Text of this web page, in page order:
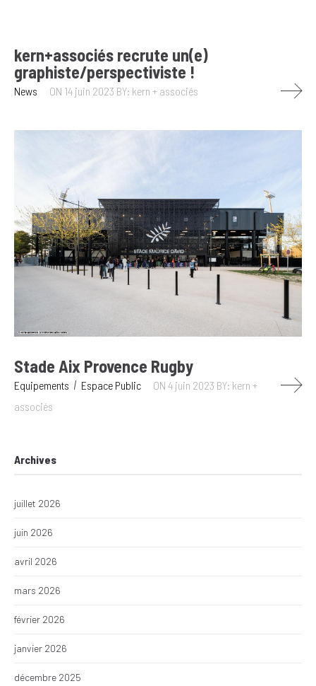
kern+associés recrute un(e)
graphiste/perspectiviste !
News ON 14 juin 2023 BY: kern + associés
Stade Aix Provence Rugby
Equipements Espace Public ON 4 juin 2023 BY: kern +
associés
Archives
juillet 2026
juin 2026
avril 2026
mars 2026
février 2026
janvier 2026
décembre 2025